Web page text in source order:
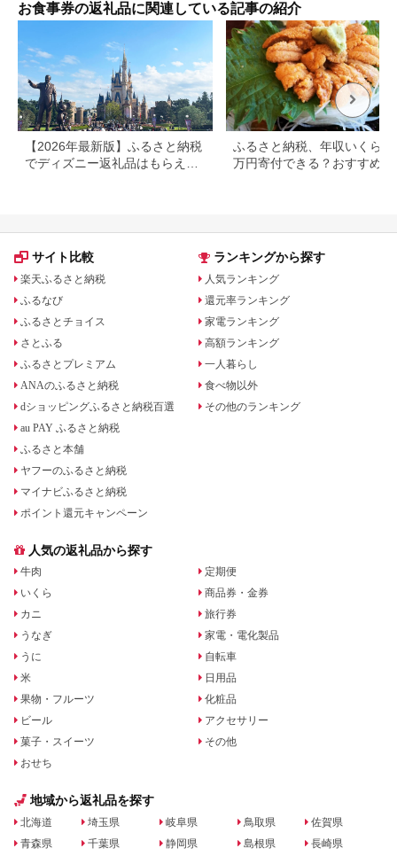
お食事券の返礼品に関連している記事の紹介
【2026年最新版】ふるさと納税
でディズニー返礼品はもらえ
ふるさと納税、年収いくらで
万円寄付できる？おすすめ返
サイト比較
楽天ふるさと納税
ふるなび
ふるさとチョイス
さとふる
ふるさとプレミアム
ANAのふるさと納税
dショッピングふるさと納税百選
au PAY ふるさと納税
ふるさと本舗
ヤフーのふるさと納税
マイナビふるさと納税
ポイント還元キャンペーン
ランキングから探す
人気ランキング
還元率ランキング
家電ランキング
高額ランキング
一人暮らし
食べ物以外
その他のランキング
人気の返礼品から探す
牛肉
いくら
カニ
うなぎ
うに
米
果物・フルーツ
ビール
菓子・スイーツ
おせち
定期便
商品券・金券
旅行券
家電・電化製品
自転車
日用品
化粧品
アクセサリー
その他
地域から返礼品を探す
北海道
青森県
埼玉県
千葉県
岐阜県
静岡県
鳥取県
島根県
佐賀県
長崎県